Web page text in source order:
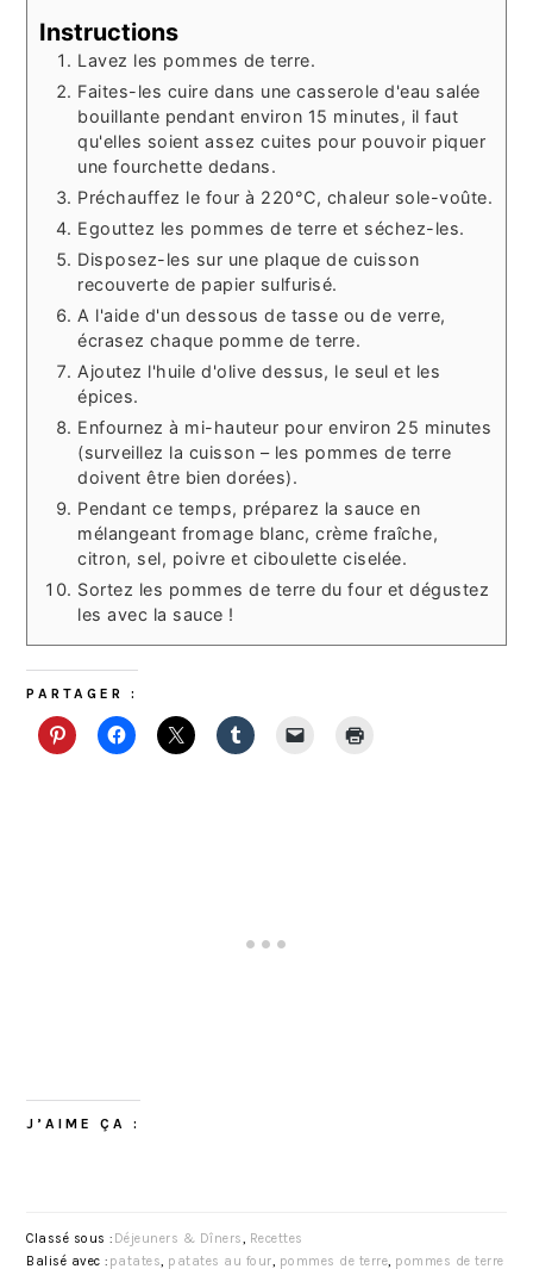
Instructions
Lavez les pommes de terre.
Faites-les cuire dans une casserole d'eau salée
bouillante pendant environ 15 minutes, il faut
qu'elles soient assez cuites pour pouvoir piquer
une fourchette dedans.
Préchauffez le four à 220°C, chaleur sole-voûte.
Egouttez les pommes de terre et séchez-les.
Disposez-les sur une plaque de cuisson
recouverte de papier sulfurisé.
A l'aide d'un dessous de tasse ou de verre,
écrasez chaque pomme de terre.
Ajoutez l'huile d'olive dessus, le seul et les
épices.
Enfournez à mi-hauteur pour environ 25 minutes
(surveillez la cuisson – les pommes de terre
doivent être bien dorées).
Pendant ce temps, préparez la sauce en
mélangeant fromage blanc, crème fraîche,
citron, sel, poivre et ciboulette ciselée.
Sortez les pommes de terre du four et dégustez
les avec la sauce !
PARTAGER :
J’AIME ÇA :
Classé sous : Déjeuners & Dîners, Recettes
Balisé avec : patates, patates au four, pommes de terre, pommes de terre